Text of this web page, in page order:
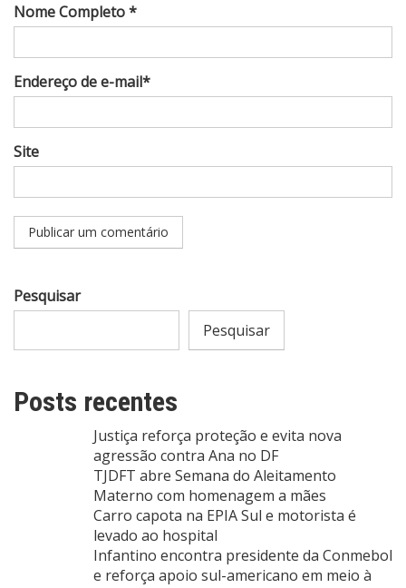
Nome Completo *
Endereço de e-mail*
Site
Pesquisar
Pesquisar
Posts recentes
Justiça reforça proteção e evita nova
agressão contra Ana no DF
TJDFT abre Semana do Aleitamento
Materno com homenagem a mães
Carro capota na EPIA Sul e motorista é
levado ao hospital
Infantino encontra presidente da Conmebol
e reforça apoio sul-americano em meio à